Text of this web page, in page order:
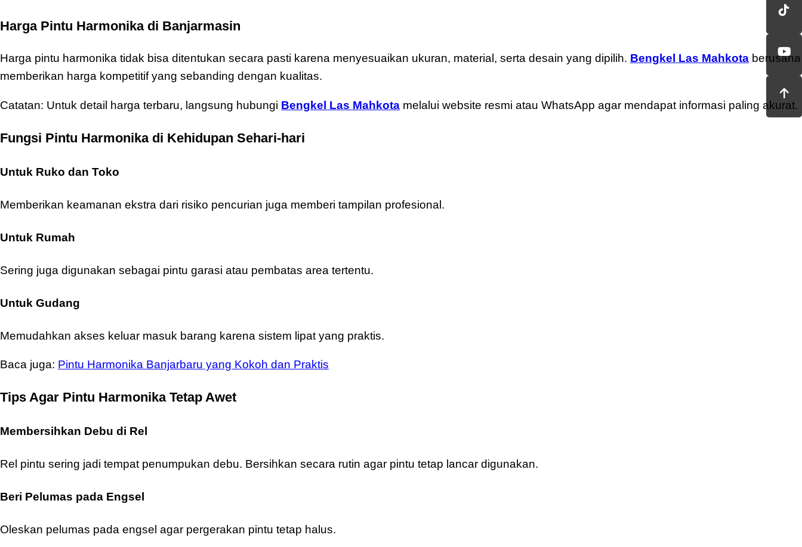
Harga Pintu Harmonika di Banjarmasin
Harga pintu harmonika tidak bisa ditentukan secara pasti karena menyesuaikan ukuran, material, serta desain yang dipilih. Bengkel Las Mahkota berusaha
memberikan harga kompetitif yang sebanding dengan kualitas.
Catatan: Untuk detail harga terbaru, langsung hubungi Bengkel Las Mahkota melalui website resmi atau WhatsApp agar mendapat informasi paling akurat.
Fungsi Pintu Harmonika di Kehidupan Sehari-hari
Untuk Ruko dan Toko
Memberikan keamanan ekstra dari risiko pencurian juga memberi tampilan profesional.
Untuk Rumah
Sering juga digunakan sebagai pintu garasi atau pembatas area tertentu.
Untuk Gudang
Memudahkan akses keluar masuk barang karena sistem lipat yang praktis.
Baca juga: Pintu Harmonika Banjarbaru yang Kokoh dan Praktis
Tips Agar Pintu Harmonika Tetap Awet
Membersihkan Debu di Rel
Rel pintu sering jadi tempat penumpukan debu. Bersihkan secara rutin agar pintu tetap lancar digunakan.
Beri Pelumas pada Engsel
Oleskan pelumas pada engsel agar pergerakan pintu tetap halus.